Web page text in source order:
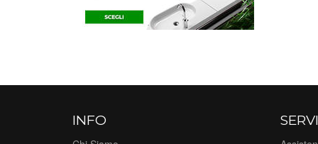
INFO